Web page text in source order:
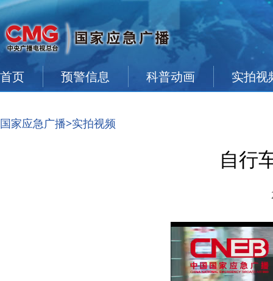
首页 预警信息 科普动画 实拍视
国家应急广播>实拍视频
自行